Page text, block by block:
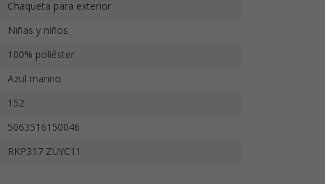
Chaqueta para exterior
Niñas y niños
100% poliéster
Azul marino
152
5063516150046
RKP317 ZUYC11